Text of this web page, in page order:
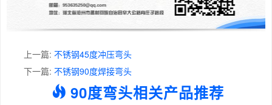
上一篇: 不锈钢45度冲压弯头
下一篇: 不锈钢90度焊接弯头
90度弯头相关产品推荐